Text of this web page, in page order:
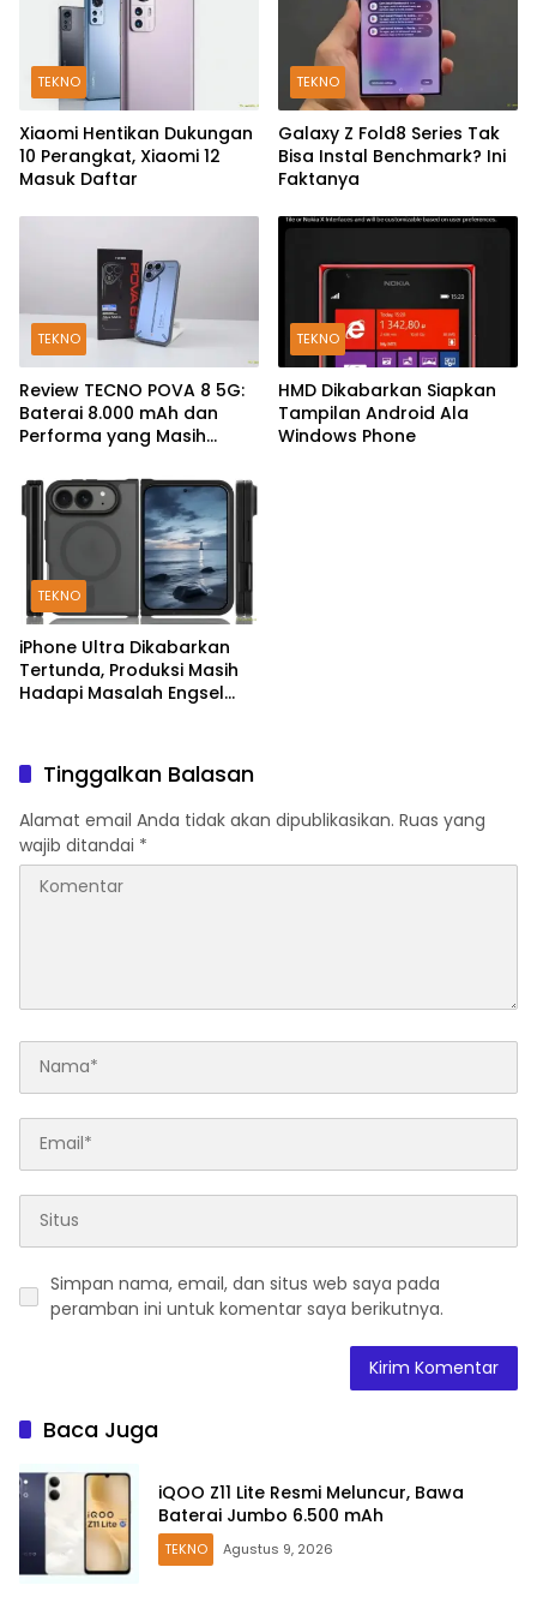
TEKNO
Xiaomi Hentikan Dukungan
10 Perangkat, Xiaomi 12
Masuk Daftar
TEKNO
Galaxy Z Fold8 Series Tak
Bisa Instal Benchmark? Ini
Faktanya
TEKNO
Review TECNO POVA 8 5G:
Baterai 8.000 mAh dan
Performa yang Masih
TEKNO
HMD Dikabarkan Siapkan
Tampilan Android Ala
Windows Phone
TEKNO
iPhone Ultra Dikabarkan
Tertunda, Produksi Masih
Hadapi Masalah Engsel
Tinggalkan Balasan
Alamat email Anda tidak akan dipublikasikan. Ruas yang
wajib ditandai *
Simpan nama, email, dan situs web saya pada
peramban ini untuk komentar saya berikutnya.
Baca Juga
iQOO Z11 Lite Resmi Meluncur, Bawa
Baterai Jumbo 6.500 mAh
TEKNO Agustus 9, 2026